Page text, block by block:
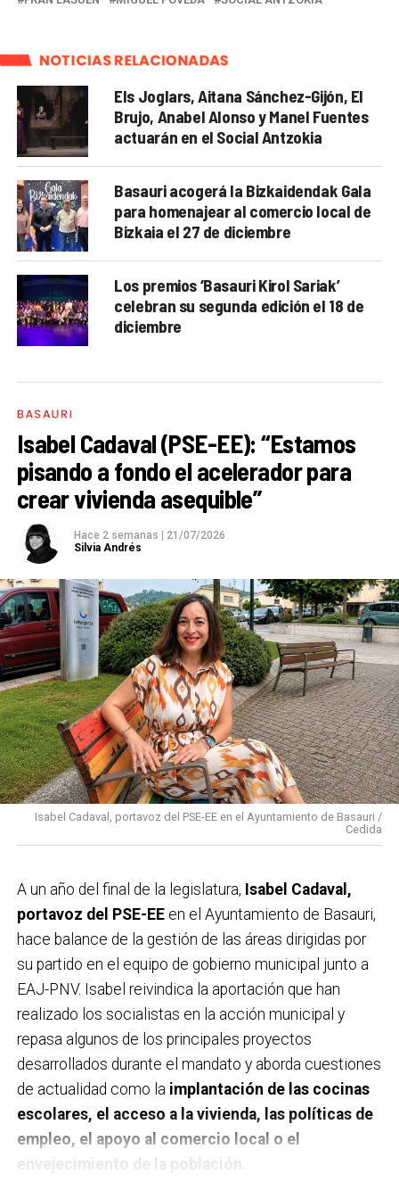
NOTICIAS RELACIONADAS
Els Joglars, Aitana Sánchez-Gijón, El
Brujo, Anabel Alonso y Manel Fuentes
actuarán en el Social Antzokia
Basauri acogerá la Bizkaidendak Gala
para homenajear al comercio local de
Bizkaia el 27 de diciembre
Los premios ‘Basauri Kirol Sariak’
celebran su segunda edición el 18 de
diciembre
BASAURI
Isabel Cadaval (PSE-EE): “Estamos
pisando a fondo el acelerador para
crear vivienda asequible”
Hace 2 semanas
21/07/2026
Silvia Andrés
Isabel Cadaval, portavoz del PSE-EE en el Ayuntamiento de Basauri /
Cedida
A un año del final de la legislatura, Isabel Cadaval,
portavoz del PSE-EEen el Ayuntamiento de Basauri,
hace balance de la gestión de las áreas dirigidas por
su partido en el equipo de gobierno municipal junto a
EAJ-PNV. Isabel reivindica la aportación que han
realizado los socialistas en la acción municipal y
repasa algunos de los principales proyectos
desarrollados durante el mandato y aborda cuestiones
de actualidad como la implantación de las cocinas
escolares, el acceso a la vivienda, las políticas de
empleo, el apoyo al comercio local o el
envejecimiento de la población.